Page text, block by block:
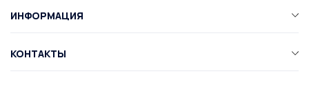
ИНФОРМАЦИЯ
КОНТАКТЫ